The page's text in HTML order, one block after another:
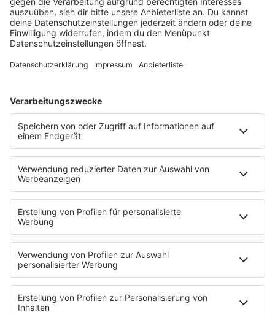
Eure Familie ist originell, besonders und einfach einzigartig? Ihr
geht gemeinsam durch dick und dünn und haltet immer
und schenken ein außergewöhnliches Erlebnis, das ihr so
schnell nicht vergessen werdet.
Also: Wer ist bei euch das„beste Pferd im Stall“?
Mama, die immer alles im Blick behält? Papa, der immer zur
Stelle ist? Oder vielleicht jemand ganz anderes, ohne den gar
verdient und vor allem: Warum?
Jetzt WhatsApp-Sprachnachricht an die 0172/ 5 77
16 77 schicken!
Mit etwas Glück seid ihr im Juni bei denHorber Ritterspielen
(19. bis 21. Juni 2026) dabei und taucht gemeinsam ein in eine
Welt voller mittelalterlichem Flair, spektakulärer Showkämpfe